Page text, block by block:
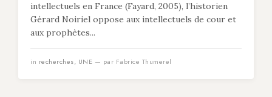
intellectuels en France (Fayard, 2005), l’historien
Gérard Noiriel oppose aux intellectuels de cour et
aux prophètes...
in recherches, UNE — par Fabrice Thumerel